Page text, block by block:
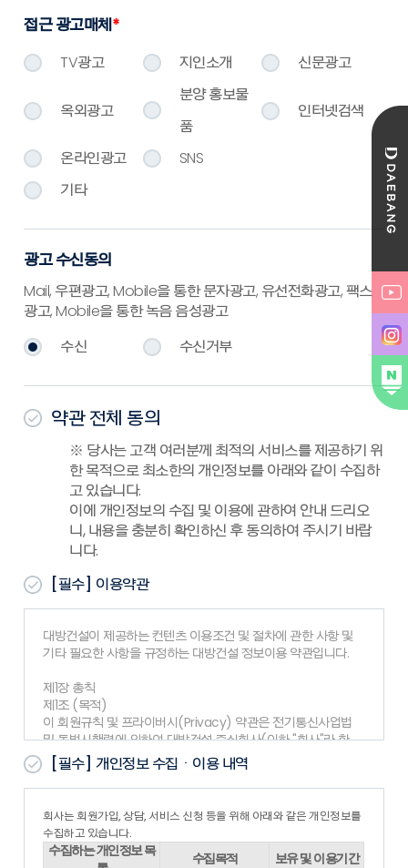
접근 광고매체*
TV광고 지인소개 신문광고
옥외광고
분양 홍보물
품
인터넷검색
온라인광고
SNS
기타
광고 수신동의
Mail, 우편광고, Mobile을 통한 문자광고, 유선전화광고, 팩스
광고, Mobile을 통한 녹음 음성광고
수신
수신거부
약관 전체 동의
※ 당사는 고객 여러분께 최적의 서비스를 제공하기 위
한 목적으로 최소한의 개인정보를 아래와 같이 수집하
고 있습니다.
이에 개인정보의 수집 및 이용에 관하여 안내 드리오
니, 내용을 충분히 확인하신 후 동의하여 주시기 바랍
니다.
[필수] 이용약관
대방건설이 제공하는 컨텐츠 이용조건 및 절차에 관한 사항 및
기타 필요한 사항을 규정하는 대방건설 정보이용 약관입니다.
제1장 총칙
제1조 (목적)
이 회원규칙 및 프라이버시(Privacy) 약관은 전기통신사업법
및 동법시행령에 의하여 대방건설 주식회사(이하 "회사"라 한
다)가 제공하는 www.dbcons.co.kr 서비스(이하 "서비스
"라 한다)의 이용 조건, 절차, 회사와 회원의 권리, 의무 등 기타
필요한 사항을 약관함을 목적으로 합니다.
제2조 (약관의 게시와 개정)
1. 회사가 본 약관의 내용을 회원이 쉽게 알 수 있도록 서비스 초
기 화면에 게시하거나 기타의 방법으로 회원에게 공지함으로써
본 약관은 효력을 발생합니다.
[필수] 개인정보 수집ㆍ이용 내역
회사는 회원가입, 상담, 서비스 신청 등을 위해 아래와 같은 개인정보를
수집하고 있습니다.
수집하는 개인정보 목
수집목적 보유 및 이용기간